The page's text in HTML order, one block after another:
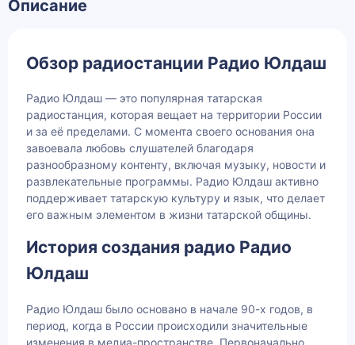
Описание
Обзор радиостанции Радио Юлдаш
Радио Юлдаш — это популярная татарская
радиостанция, которая вещает на территории России
и за её пределами. С момента своего основания она
завоевала любовь слушателей благодаря
разнообразному контенту, включая музыку, новости и
развлекательные программы. Радио Юлдаш активно
поддерживает татарскую культуру и язык, что делает
его важным элементом в жизни татарской общины.
История создания радио Радио
Юлдаш
Радио Юлдаш было основано в начале 90-х годов, в
период, когда в России происходили значительные
изменения в медиа-пространстве. Первоначально